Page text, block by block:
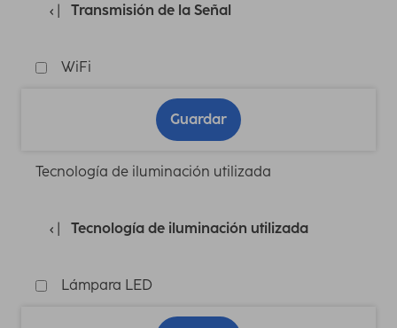
Transmisión de la Señal
WiFi
Guardar
Tecnología de iluminación utilizada
Tecnología de iluminación utilizada
Lámpara LED